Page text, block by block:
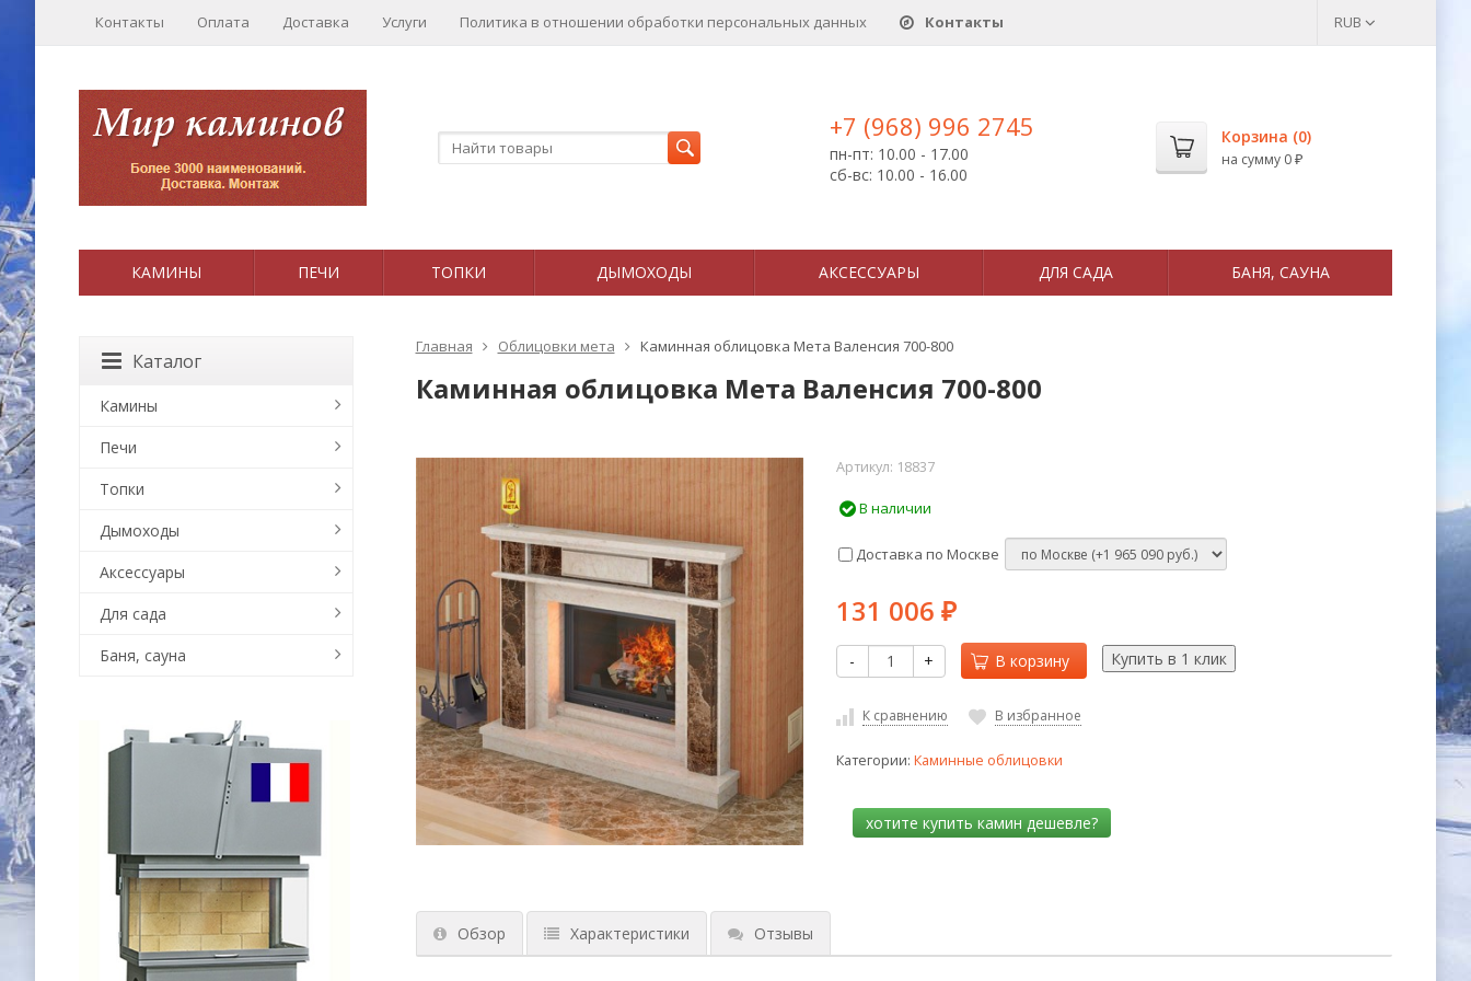
Контакты Оплата Доставка Услуги Политика в отношении обработки персональных данныx Контакты RUB
+7 (968) 996 2745
пн-пт: 10.00 - 17.00
сб-вс: 10.00 - 16.00
Корзина (0)
на сумму 0 ₽
КАМИНЫ ПЕЧИ ТОПКИ ДЫМОХОДЫ АКСЕССУАРЫ ДЛЯ САДА БАНЯ, САУНА
Главная Облицовки мета Каминная облицовка Мета Валенсия 700-800
Каминная облицовка Мета Валенсия 700-800
Артикул: 18837
В наличии
Доставка по Москве
131 006 ₽
- + В корзину
К сравнению В избранное
Категории: Каминные облицовки
Обзор Характеристики Отзывы
Каталог
Камины
Печи
Топки
Дымоходы
Аксессуары
Для сада
Баня, сауна